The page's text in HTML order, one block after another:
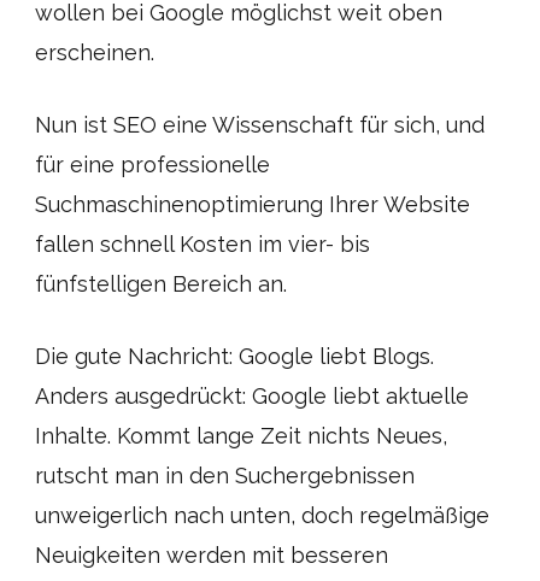
wollen bei Google möglichst weit oben
erscheinen.
Nun ist SEO eine Wissenschaft für sich, und
für eine professionelle
Suchmaschinenoptimierung Ihrer Website
fallen schnell Kosten im vier- bis
fünfstelligen Bereich an.
Die gute Nachricht: Google liebt Blogs.
Anders ausgedrückt: Google liebt aktuelle
Inhalte. Kommt lange Zeit nichts Neues,
rutscht man in den Suchergebnissen
unweigerlich nach unten, doch regelmäßige
Neuigkeiten werden mit besseren